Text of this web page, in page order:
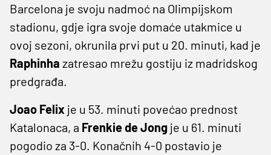
Barcelona je svoju nadmoć na Olimpijskom
stadionu, gdje igra svoje domaće utakmice u
ovoj sezoni, okrunila prvi put u 20. minuti, kad je
Raphinha zatresao mrežu gostiju iz madridskog
predgrađa.
Joao Felix je u 53. minuti povećao prednost
Katalonaca, a FrenkiedeJong je u 61. minuti
pogodio za 3-0. Konačnih 4-0 postavio je